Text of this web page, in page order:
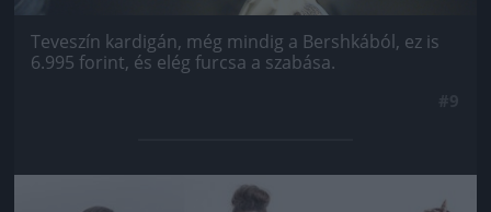
Teveszín kardigán, még mindig a Bershkából, ez is
6.995 forint, és elég furcsa a szabása.